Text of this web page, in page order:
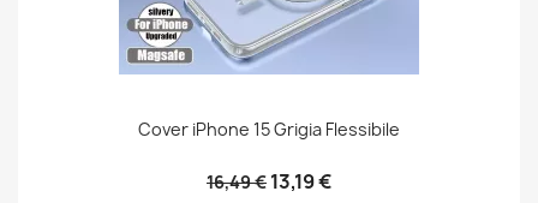
Cover iPhone 15 Grigia Flessibile
16,49 € 13,19 €